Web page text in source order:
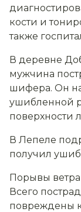
кости и
также
В деревне
мужчина
шифера. Он
ушибленной
поверхности
В Лепеле
получил
Порывы ветра
Всего
повреждены